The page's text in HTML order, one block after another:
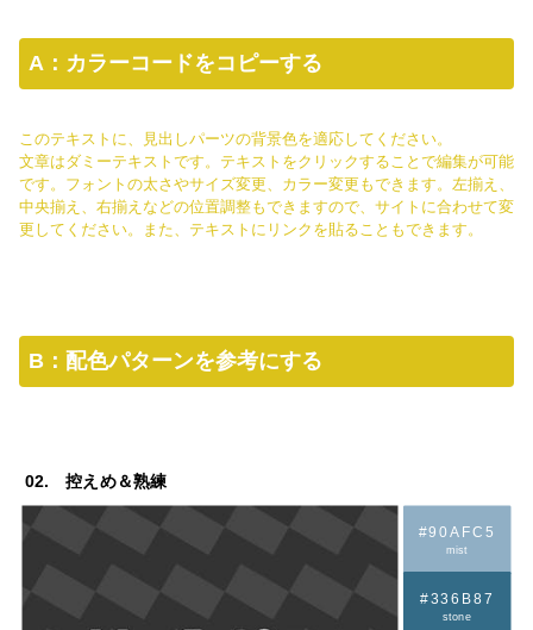
A：カラーコードをコピーする
このテキストに、見出しパーツの背景色を適応してください。
文章はダミーテキストです。テキストをクリックすることで編集が可能
です。フォントの太さやサイズ変更、カラー変更もできます。左揃え、
中央揃え、右揃えなどの位置調整もできますので、サイトに合わせて変
更してください。また、テキストにリンクを貼ることもできます。
B：配色パターンを参考にする
02. 控えめ＆熟練
#90AFC5
mist
#336B87
stone